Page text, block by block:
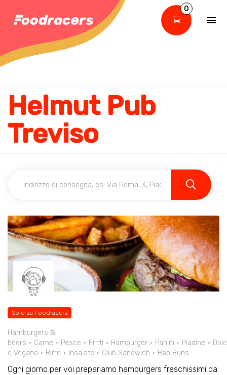
0
Helmut Pub
Treviso
Solo su Foodracers
Hamburgers &
beers
Carne Pesce Fritti Hamburger Panini Piadine
e Vegano
Birre Insalate Club Sandwich Bao Buns
Ogni giorno per voi prepariamo hamburgers freschissimi da